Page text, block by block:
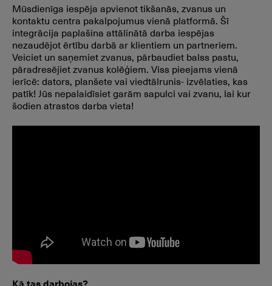
Mūsdienīga iespēja apvienot tikšanās, zvanus un
kontaktu centra pakalpojumus vienā platformā. Šī
integrācija paplašina attālinātā darba iespējas
nezaudējot ērtību darbā ar klientiem un partneriem.
Veiciet un saņemiet zvanus, pārbaudiet balss pastu,
pāradresējiet zvanus kolēģiem. Viss pieejams vienā
ierīcē: dators, planšete vai viedtālrunis- izvēlaties, kas
patīk! Jūs nepalaidīsiet garām sapulci vai zvanu, lai kur
šodien atrastos darba vieta!
Kā tas darbojas?